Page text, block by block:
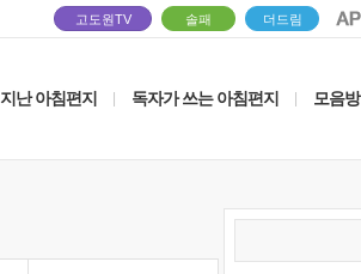
고도원TV 솔패 더드림
지난 아침편지 독자가 쓰는 아침편지 모음방